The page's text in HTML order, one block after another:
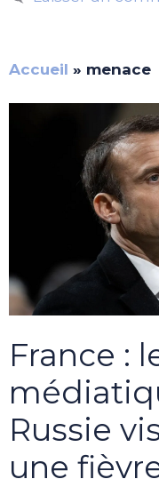
Accueil » menace
France :
Russie
une